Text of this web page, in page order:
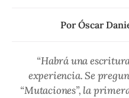
PorÓscar
“Habrá una
experiencia. Se
“Mutaciones”, la